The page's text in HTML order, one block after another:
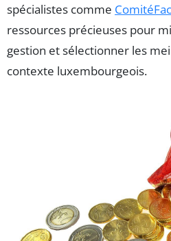
spécialistes comme
ressources précieuses pour
gestion et sélectionner les
contexte luxembourgeois.